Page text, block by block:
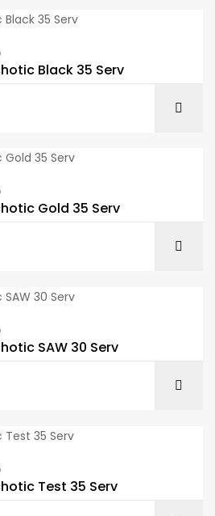
Black 35 Serv
Gold 35 Serv
SAW 30 Serv
Test 35 Serv